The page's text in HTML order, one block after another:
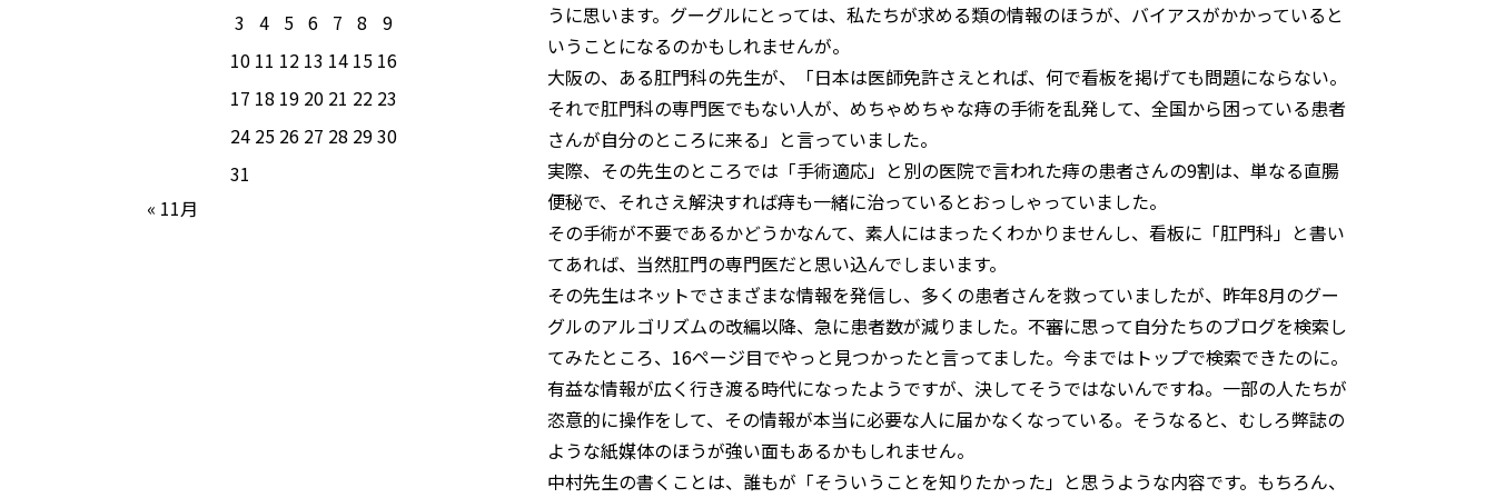
うに思います。グーグルにとっては、私たちが求める類の情報のほうが、バイアスがかかっていると
いうことになるのかもしれませんが。
大阪の、ある肛門科の先生が、「日本は医師免許さえとれば、何で看板を掲げても問題にならない。
それで肛門科の専門医でもない人が、めちゃめちゃな痔の手術を乱発して、全国から困っている患者
さんが自分のところに来る」と言っていました。
実際、その先生のところでは「手術適応」と別の医院で言われた痔の患者さんの9割は、単なる直腸
便秘で、それさえ解決すれば痔も一緒に治っているとおっしゃっていました。
その手術が不要であるかどうかなんて、素人にはまったくわかりませんし、看板に「肛門科」と書い
てあれば、当然肛門の専門医だと思い込んでしまいます。
その先生はネットでさまざまな情報を発信し、多くの患者さんを救っていましたが、昨年8月のグー
グルのアルゴリズムの改編以降、急に患者数が減りました。不審に思って自分たちのブログを検索し
てみたところ、16ページ目でやっと見つかったと言ってました。今まではトップで検索できたのに。
有益な情報が広く行き渡る時代になったようですが、決してそうではないんですね。一部の人たちが
恣意的に操作をして、その情報が本当に必要な人に届かなくなっている。そうなると、むしろ弊誌の
ような紙媒体のほうが強い面もあるかもしれません。
中村先生の書くことは、誰もが「そういうことを知りたかった」と思うような内容です。もちろん、
3 4 5 6 7 8
9
10 11 12 13 14 15 16
17 18 19 20 21 22 23
24 25 26 27 28 2930
31
« 11月